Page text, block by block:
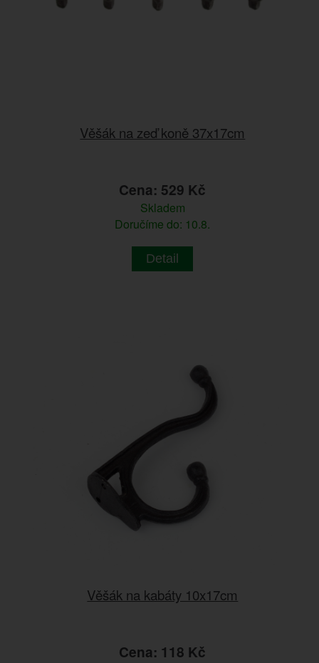
Věšák na zeď koně 37x17cm
Cena: 529 Kč
Skladem
Doručíme do: 10.8.
Detail
Věšák na kabáty 10x17cm
Cena: 118 Kč